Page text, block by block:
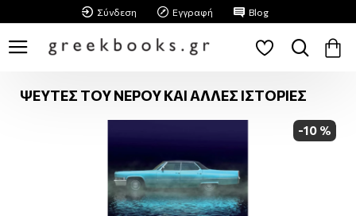
Σύνδεση Εγγραφή Blog
ΨΕΥΤΕΣ ΤΟΥ ΝΕΡΟΥ ΚΑΙ ΑΛΛΕΣ ΙΣΤΟΡΙΕΣ
-10 %